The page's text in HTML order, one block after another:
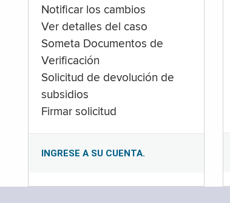
Notificar los cambios
Ver detalles del caso
Someta Documentos de
Verificación
Solicitud de devolución de
subsidios
Firmar solicitud
INGRESE A SU CUENTA.